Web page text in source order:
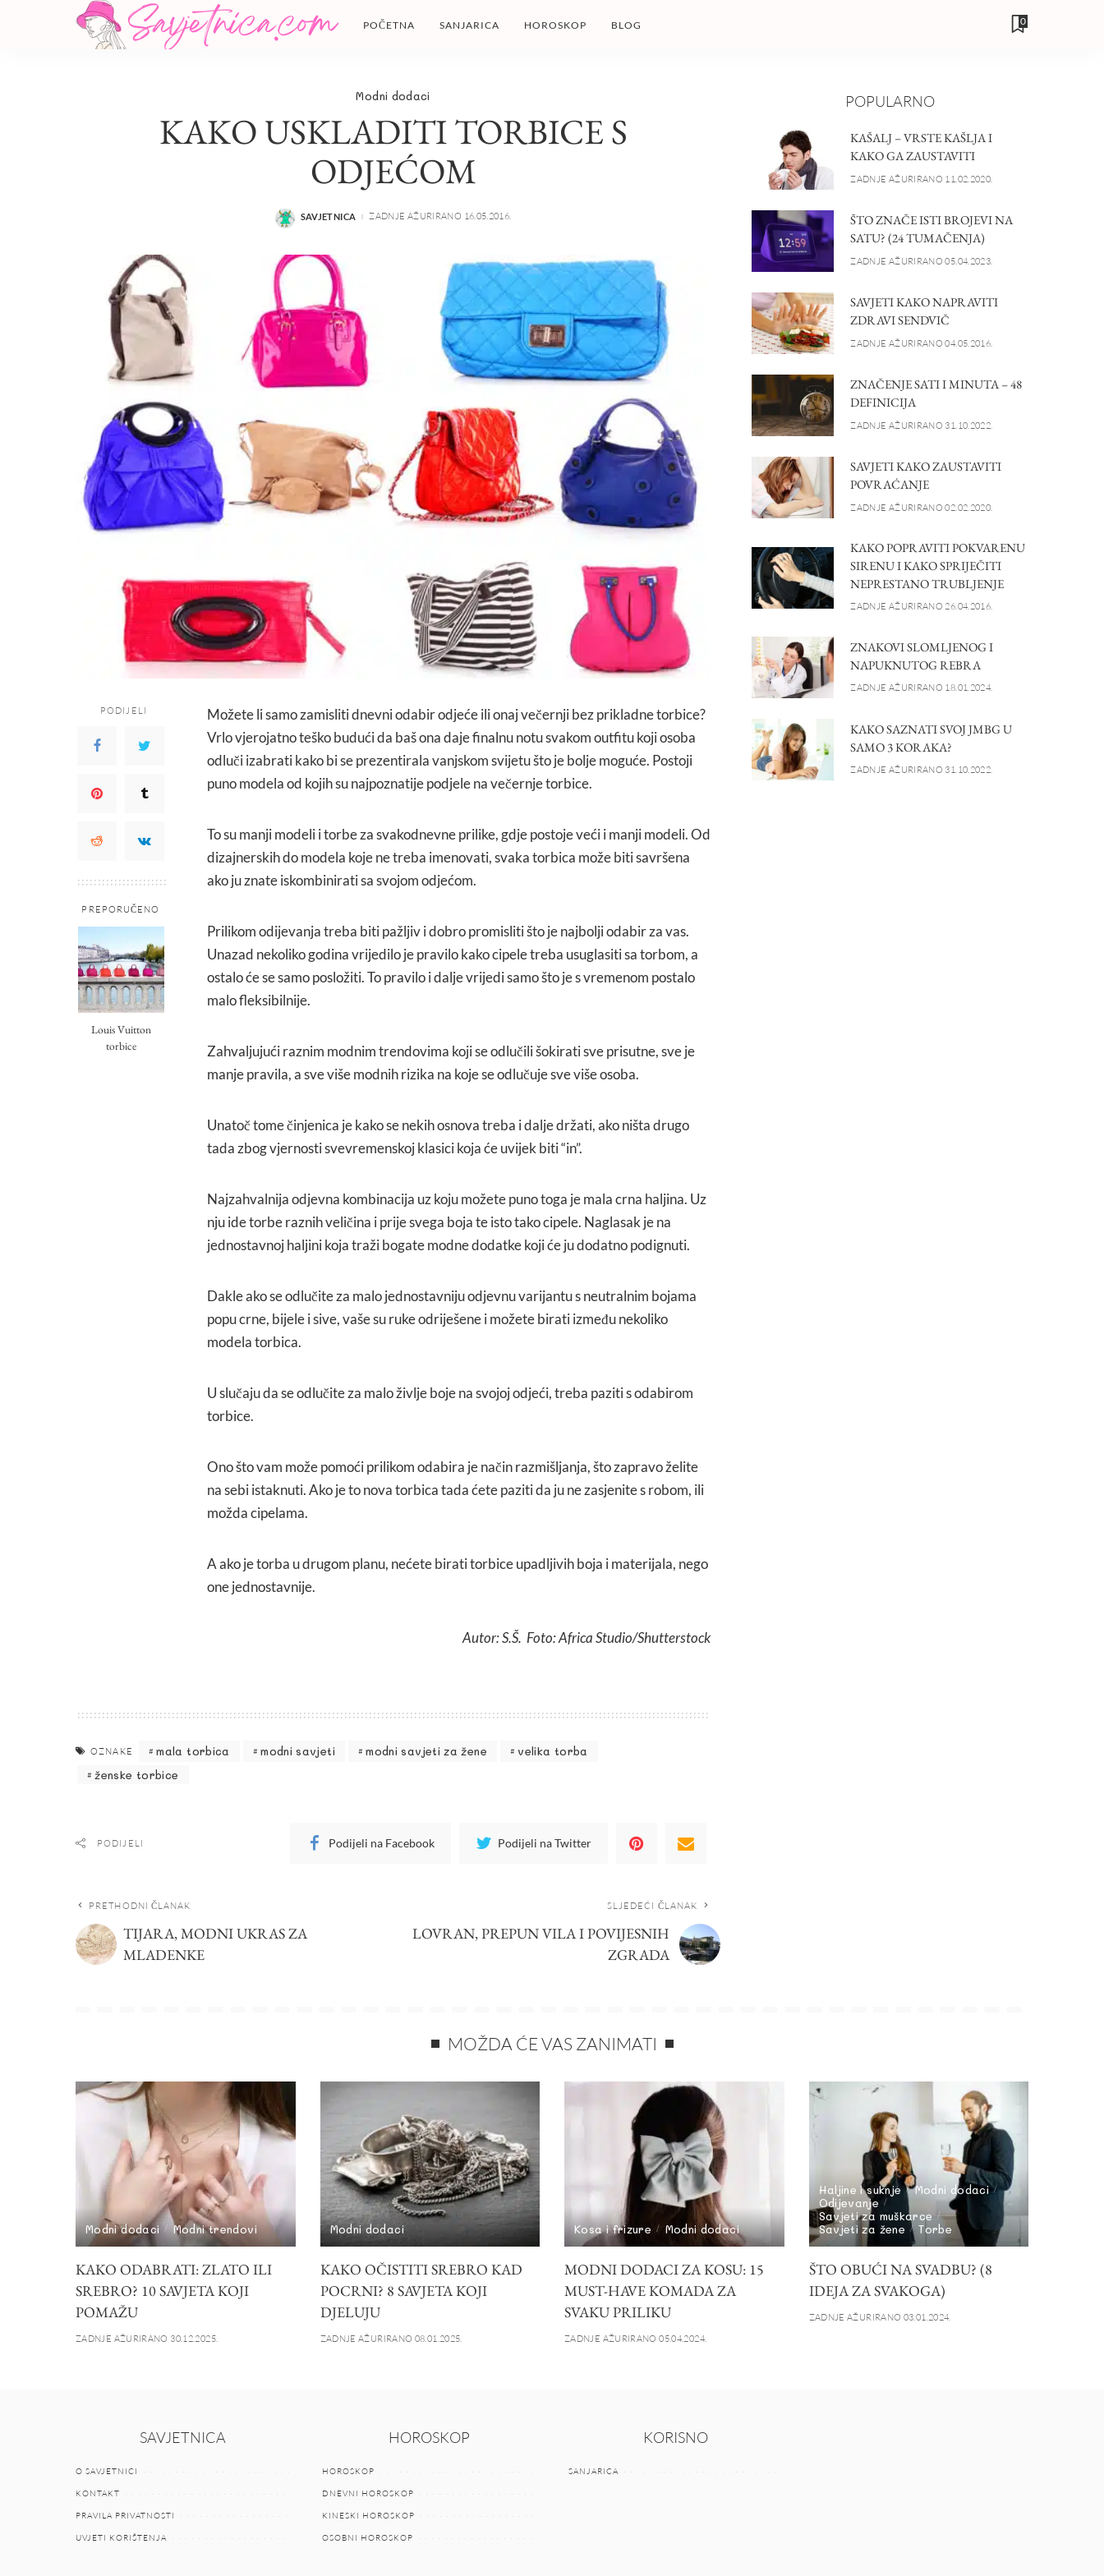
POČETNA SANJARICA HOROSKOP BLOG 0
Modni dodaci
KAKO USKLADITI TORBICE S
ODJEĆOM
POSTED
SAVJETNICA ZADNJE AŽURIRANO 16.05.2016.
PODIJELI
PREPORUČENO
Louis Vuitton
torbice
Možete li samo zamisliti dnevni odabir odjeće ili onaj večernji bez prikladne torbice?
Vrlo vjerojatno teško budući da baš ona daje finalnu notu svakom outfitu koji osoba
odluči izabrati kako bi se prezentirala vanjskom svijetu što je bolje moguće. Postoji
puno modela od kojih su najpoznatije podjele na večernje torbice.
To su manji modeli i torbe za svakodnevne prilike, gdje postoje veći i manji modeli. Od
dizajnerskih do modela koje ne treba imenovati, svaka torbica može biti savršena
ako ju znate iskombinirati sa svojom odjećom.
Prilikom odijevanja treba biti pažljiv i dobro promisliti što je najbolji odabir za vas.
Unazad nekoliko godina vrijedilo je pravilo kako cipele treba usuglasiti sa torbom, a
ostalo će se samo posložiti. To pravilo i dalje vrijedi samo što je s vremenom postalo
malo fleksibilnije.
Zahvaljujući raznim modnim trendovima koji se odlučili šokirati sve prisutne, sve je
manje pravila, a sve više modnih rizika na koje se odlučuje sve više osoba.
Unatoč tome činjenica je kako se nekih osnova treba i dalje držati, ako ništa drugo
tada zbog vjernosti svevremenskoj klasici koja će uvijek biti “in”.
Najzahvalnija odjevna kombinacija uz koju možete puno toga je mala crna haljina. Uz
nju ide torbe raznih veličina i prije svega boja te isto tako cipele. Naglasak je na
jednostavnoj haljini koja traži bogate modne dodatke koji će ju dodatno podignuti.
Dakle ako se odlučite za malo jednostavniju odjevnu varijantu s neutralnim bojama
popu crne, bijele i sive, vaše su ruke odriješene i možete birati između nekoliko
modela torbica.
U slučaju da se odlučite za malo življe boje na svojoj odjeći, treba paziti s odabirom
torbice.
Ono što vam može pomoći prilikom odabira je način razmišljanja, što zapravo želite
na sebi istaknuti. Ako je to nova torbica tada ćete paziti da ju ne zasjenite s robom, ili
možda cipelama.
A ako je torba u drugom planu, nećete birati torbice upadljivih boja i materijala, nego
one jednostavnije.
Autor: S.Š. Foto: Africa Studio/Shutterstock
OZNAKE mala torbica modni savjeti modni savjeti za žene
velika torba
ženske torbice
PODIJELI Podijeli na Facebook Podijeli na Twitter
PRETHODNI ČLANAK
TIJARA, MODNI UKRAS ZA
MLADENKE
SLJEDEĆI ČLANAK
LOVRAN, PREPUN VILA I POVIJESNIH
ZGRADA
POPULARNO
KAŠALJ – VRSTE KAŠLJA I
KAKO GA ZAUSTAVITI
ZADNJE AŽURIRANO 11.02.2020.
ŠTO ZNAČE ISTI BROJEVI NA
SATU? (24 TUMAČENJA)
ZADNJE AŽURIRANO 05.04.2023.
SAVJETI KAKO NAPRAVITI
ZDRAVI SENDVIČ
ZADNJE AŽURIRANO 04.05.2016.
ZNAČENJE SATI I MINUTA – 48
DEFINICIJA
ZADNJE AŽURIRANO 31.10.2022.
SAVJETI KAKO ZAUSTAVITI
POVRAĆANJE
ZADNJE AŽURIRANO 02.02.2020.
KAKO POPRAVITI POKVARENU
SIRENU I KAKO SPRIJEČITI
NEPRESTANO TRUBLJENJE
ZADNJE AŽURIRANO 26.04.2016.
ZNAKOVI SLOMLJENOG I
NAPUKNUTOG REBRA
ZADNJE AŽURIRANO 18.01.2024.
KAKO SAZNATI SVOJ JMBG U
SAMO 3 KORAKA?
ZADNJE AŽURIRANO 31.10.2022.
MOŽDA ĆE VAS ZANIMATI
Modni dodaci Modni trendovi
KAKO ODABRATI: ZLATO ILI
SREBRO? 10 SAVJETA KOJI
POMAŽU
ZADNJE AŽURIRANO 30.12.2025.
Modni dodaci
KAKO OČISTITI SREBRO KAD
POCRNI? 8 SAVJETA KOJI
DJELUJU
ZADNJE AŽURIRANO 08.01.2025.
Kosa i frizure Modni dodaci
MODNI DODACI ZA KOSU: 15
MUST-HAVE KOMADA ZA
SVAKU PRILIKU
ZADNJE AŽURIRANO 05.04.2024.
Haljine i suknje
Modni dodaci
Odijevanje
Savjeti za muškarce
Savjeti za žene
Torbe
ŠTO OBUĆI NA SVADBU? (8
IDEJA ZA SVAKOGA)
ZADNJE AŽURIRANO 03.01.2024.
SAVJETNICA
O SAVJETNICI
KONTAKT
PRAVILA PRIVATNOSTI
UVJETI KORIŠTENJA
HOROSKOP
HOROSKOP
DNEVNI HOROSKOP
KINESKI HOROSKOP
OSOBNI HOROSKOP
KORISNO
SANJARICA